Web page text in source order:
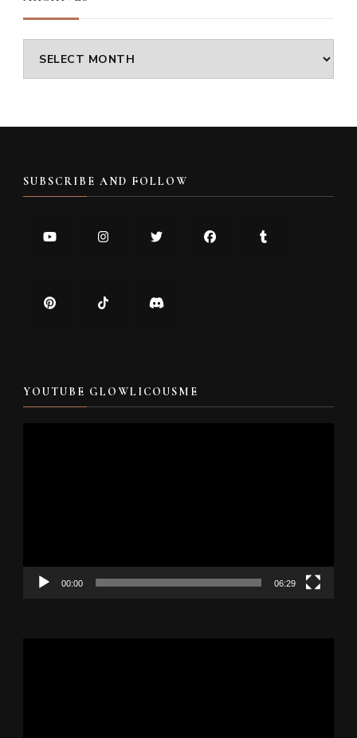
Archives
SUBSCRIBE AND FOLLOW
YOUTUBE GLOWLICOUSME
00:00 06:29